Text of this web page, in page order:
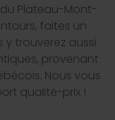
Plateau-Mont-
faites un
y trouverez aussi
provenant
Nous vous
qualité-prix !